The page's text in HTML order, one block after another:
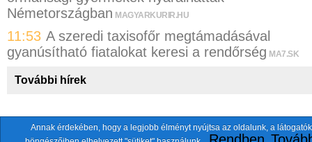
Németországban MAGYARKURIR.HU
11:53 A szeredi taxisofőr megtámadásával
gyanúsítható fiatalokat keresi a rendőrség MA7.SK
További hírek
A fentiekkel együtt összesen118 oldaltszemlézünk.
Annak érdekében, hogy a legjobb élményt nyújtsa az oldalunk, a látogatók